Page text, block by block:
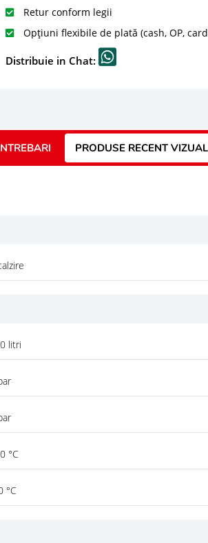
Retur conform legii
Opțiuni flexibile de plată (cash, OP,
Distribuie in Chat:
PRODUSE RECENT
litri
°C
°C